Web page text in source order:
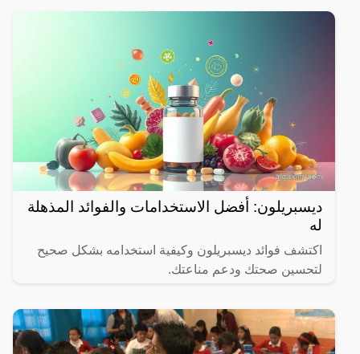
ديسبريلون: أفضل الاستخدامات والفوائد المذهلة
له
اكتشف فوائد ديسبريلون وكيفية استخدامه بشكل صحيح
لتحسين صحتك ودعم مناعتك.